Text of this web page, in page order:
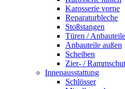
Karosserie vorne
Reparaturbleche
Stoßstangen
Türen / Anbauteile
Anbauteile außen
Scheiben
Zier- /
Innenausstattung
Schlösser